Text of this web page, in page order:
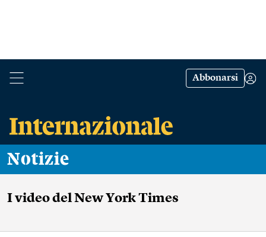
Abbonarsi
Notizie
I video del New York Times